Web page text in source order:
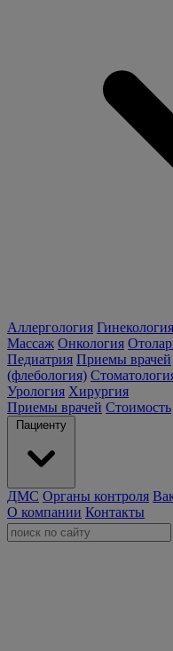
Аллергология Гинекология
Массаж Онкология
Педиатрия Приемы врачей
(флебология)
Урология Хирургия
Приемы врачей Стоимость
Пациенту
ДМС Органы контроля
О компании Контакты